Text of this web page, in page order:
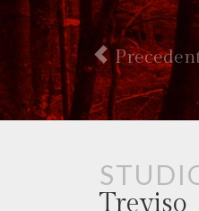
Treviso